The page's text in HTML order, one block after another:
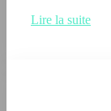
Lire la suite